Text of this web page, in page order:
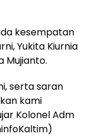
kesempatan
Yukita Kiurnia
Mujianto.
serta saran
kami
Kolonel Adm